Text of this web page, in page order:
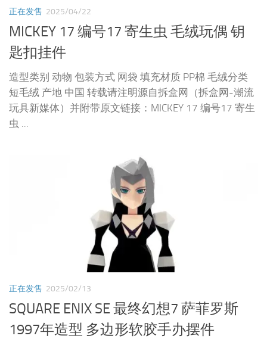
正在发售 2025/04/22
MICKEY 17 编号17 寄生虫 毛绒玩偶 钥
匙扣挂件
造型类别 动物 包装方式 网袋 填充材质 PP棉 毛绒分类
短毛绒 产地 中国 转载请注明源自拆盒网（拆盒网-潮流
玩具新媒体）并附带原文链接：MICKEY 17 编号17 寄生
虫 ...
正在发售 2025/02/13
SQUARE ENIX SE 最终幻想7 萨菲罗斯
1997年造型 多边形软胶手办摆件